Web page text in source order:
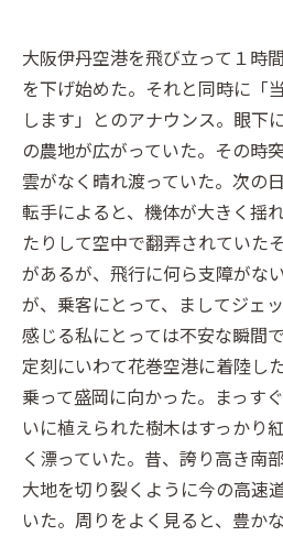
大阪伊丹空港を飛び立って１時
を下げ始めた。それと同時に「
します」とのアナウンス。眼下
の農地が広がっていた。その時
雲がなく晴れ渡っていた。次の
転手によると、機体が大きく揺
たりして空中で翻弄されていた
があるが、飛行に何ら支障がな
が、乗客にとって、ましてジェ
感じる私にとっては不安な瞬間
定刻にいわて花巻空港に着陸し
乗って盛岡に向かった。まっす
いに植えられた樹木はすっかり
く漂っていた。昔、誇り高き南
大地を切り裂くように今の高速
いた。周りをよく見ると、豊か